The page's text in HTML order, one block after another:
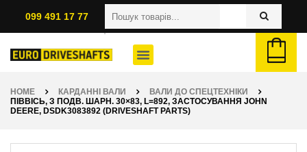
099 491 17 77
HOME КАРДАННІ ВАЛИ
ВАЛИ ДО СПЕЦТЕХНІКИ
ПІВВІСЬ, З ПОДВ. ШАРН. 30×83, L=892, ЗАСТОСУВАННЯ JOHN
DEERE, DSDK3083892 (DRIVESHAFT PARTS)